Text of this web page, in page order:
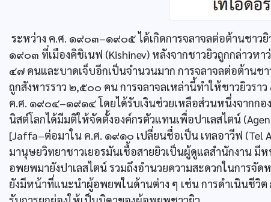
ระหว่าง ค.ศ. ๑๙๐๓–๑๙๐๕ ได้เกิดการจลาจลต่อต้านชาว
๑๙๐๓ ที่เมืองคิชิเนฟ (Kishinev) หลังจากชาวยิวถูกกล่าวห
๔๗ คนและบาดเจ็บอีกเป็นจำนวนมาก การจลาจลต่อต้านช
ถูกสังหารราว ๒,๕๐๐ คน การจลาจลเหล่านี้ทำให้ชาวยิวร
ค.ศ. ๑๙๐๔–๑๙๑๔ โดยได้รับเงินช่วยเหลือส่วนหนึ่งจากก
นิสต์โลกได้มีมติให้จัดตั้งองค์กรตัวแทนเพื่อปาเลสไตน์
[Jaffa–ต่อมาใน ค.ศ. ๑๙๑๐ เปลี่ยนชื่อเป็น เทลอาวีฟ (Tel
มานุษยวิทยาชาวเยอรมันเชื้อสายยิวเป็นผู้ดูแลสำนักงาน มี
อพยพมายังปาเลสไตน์ รวมถึงอำนวยความสะดวกในการจั
ยังมีหน้าที่แนะนำผู้อพยพในด้านต่าง ๆ เช่น การดำเนินชี